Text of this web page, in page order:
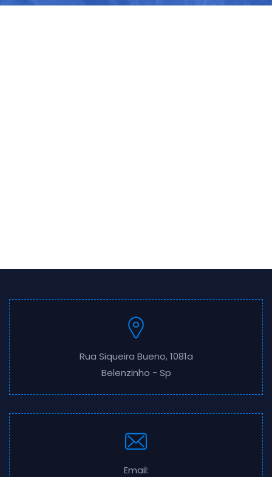
Rua Siqueira Bueno, 1081a
Belenzinho - Sp
Email: